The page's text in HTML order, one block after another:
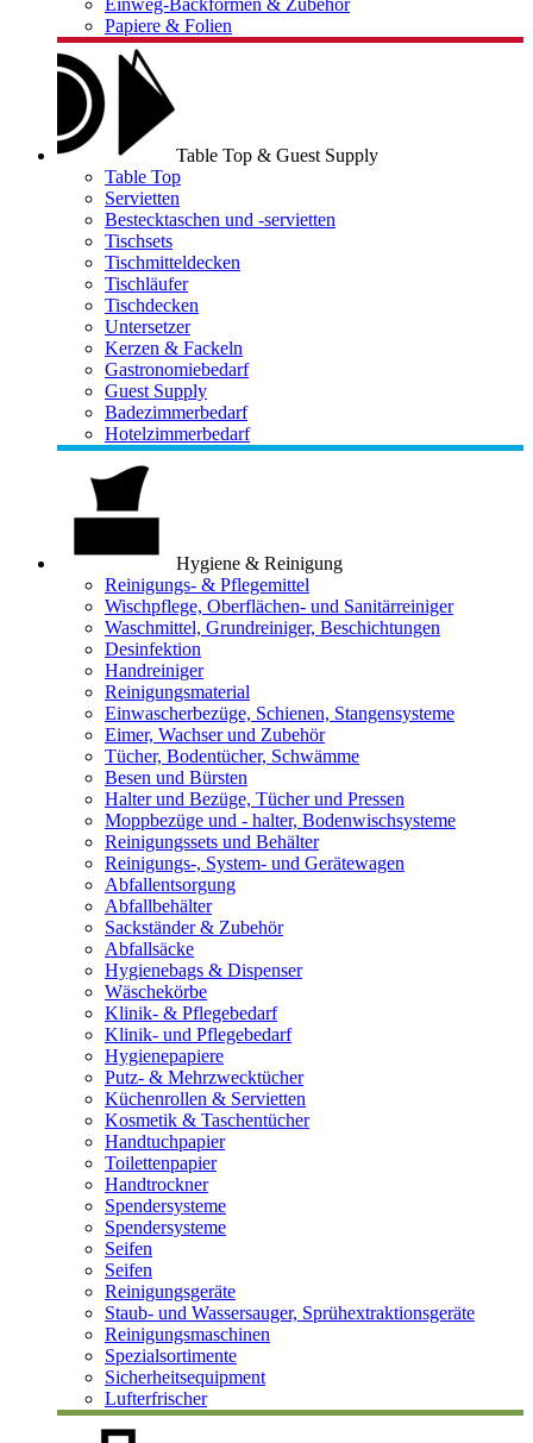
Einweg-Backformen & Zubehör
Papiere & Folien
Table Top & Guest Supply
Table Top
Servietten
Bestecktaschen und -servietten
Tischsets
Tischmitteldecken
Tischläufer
Tischdecken
Untersetzer
Kerzen & Fackeln
Gastronomiebedarf
Guest Supply
Badezimmerbedarf
Hotelzimmerbedarf
Hygiene & Reinigung
Reinigungs- & Pflegemittel
Wischpflege, Oberflächen- und Sanitärreiniger
Waschmittel, Grundreiniger, Beschichtungen
Desinfektion
Handreiniger
Reinigungsmaterial
Einwascherbezüge, Schienen, Stangensysteme
Eimer, Wachser und Zubehör
Tücher, Bodentücher, Schwämme
Besen und Bürsten
Halter und Bezüge, Tücher und Pressen
Moppbezüge und - halter, Bodenwischsysteme
Reinigungssets und Behälter
Reinigungs-, System- und Gerätewagen
Abfallentsorgung
Abfallbehälter
Sackständer & Zubehör
Abfallsäcke
Hygienebags & Dispenser
Wäschekörbe
Klinik- & Pflegebedarf
Klinik- und Pflegebedarf
Hygienepapiere
Putz- & Mehrzwecktücher
Küchenrollen & Servietten
Kosmetik & Taschentücher
Handtuchpapier
Toilettenpapier
Handtrockner
Spendersysteme
Spendersysteme
Seifen
Seifen
Reinigungsgeräte
Staub- und Wassersauger, Sprühextraktionsgeräte
Reinigungsmaschinen
Spezialsortimente
Sicherheitsequipment
Lufterfrischer